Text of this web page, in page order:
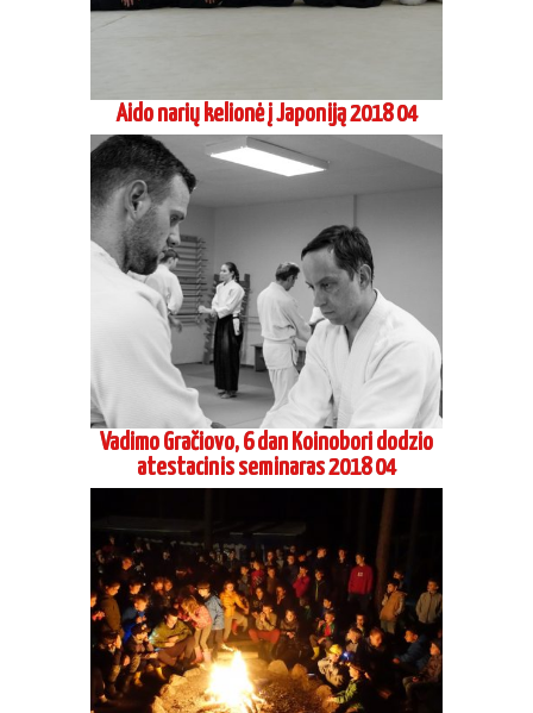
atestacinis seminaras 2018 04
Jaunimo Aikido stovykla 2018